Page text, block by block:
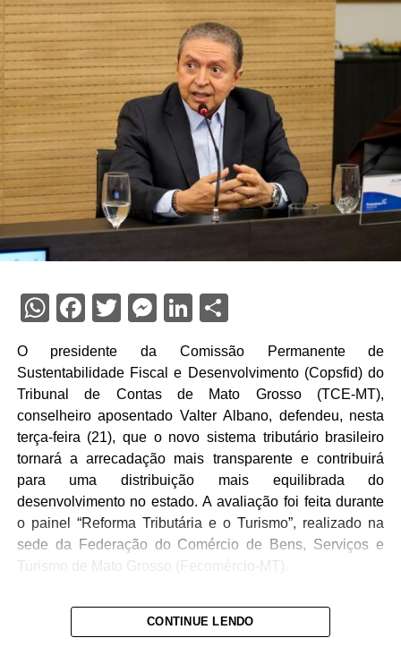
WhatsApp
Facebook
Twitter
Messenger
LinkedIn
Share
O presidente da Comissão Permanente de
Sustentabilidade Fiscal e Desenvolvimento (Copsfid) do
Tribunal de Contas de Mato Grosso (TCE-MT),
conselheiro aposentado Valter Albano, defendeu, nesta
terça-feira (21), que o novo sistema tributário brasileiro
tornará a arrecadação mais transparente e contribuirá
para uma distribuição mais equilibrada do
desenvolvimento no estado. A avaliação foi feita durante
o painel “Reforma Tributária e o Turismo”, realizado na
sede da Federação do Comércio de Bens, Serviços e
Turismo de Mato Grosso (Fecomércio-MT).
O encontro reuniu representantes do setor turístico,
empresários e integrantes do Governo do Estado para
CONTINUE LENDO